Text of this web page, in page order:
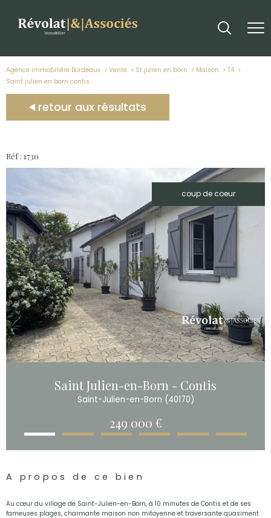
Agence immobilière Bordeaux Vente St julien en born Maison
T4
saint julien en born contis
retour aux résultats
Réf : 1730
coup de coeur
Saint Julien-en-Born - Contis
Saint-Julien-en-Born (40170)
249 000 €
A propos de ce bien
Au cœur du village de Saint-Julien-en-Born, à 10 minutes de Contis et de ses
fameuses plages, charmante maison non mitoyenne et traversante quasiment